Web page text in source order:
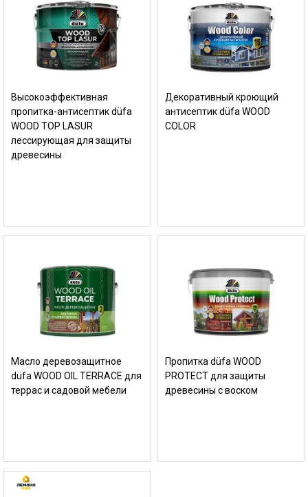
Высокоэффективная
пропитка-антисептик düfa
WOOD TOP LASUR
лессирующая для защиты
древесины
Декоративный кроющий
антисептик düfa WOOD
COLOR
Масло деревозащитное
düfa WOOD OIL TERRACE для
террас и садовой мебели
Пропитка düfa WOOD
PROTECT для защиты
древесины с воском